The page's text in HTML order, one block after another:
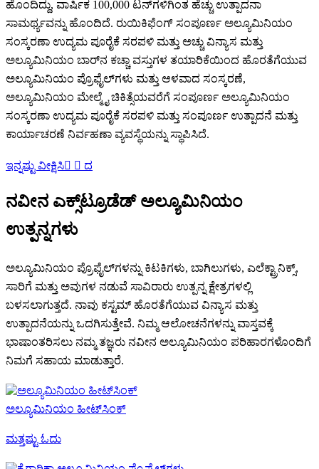
ಹೊಂದಿದ್ದು, ವಾರ್ಷಿಕ 100,000 ಟನ್‌ಗಳಿಗಿಂತ ಹೆಚ್ಚು ಉತ್ಪಾದನಾ
ಸಾಮರ್ಥ್ಯವನ್ನು ಹೊಂದಿದೆ. ರುಯಿಕಿಫೆಂಗ್ ಸಂಪೂರ್ಣ ಅಲ್ಯೂಮಿನಿಯಂ
ಸಂಸ್ಕರಣಾ ಉದ್ಯಮ ಪೂರೈಕೆ ಸರಪಳಿ ಮತ್ತು ಅಚ್ಚು ವಿನ್ಯಾಸ ಮತ್ತು
ಅಲ್ಯೂಮಿನಿಯಂ ಬಾರ್‌ನ ಕಚ್ಚಾ ವಸ್ತುಗಳ ತಯಾರಿಕೆಯಿಂದ ಹೊರತೆಗೆಯುವ
ಅಲ್ಯೂಮಿನಿಯಂ ಪ್ರೊಫೈಲ್‌ಗಳು ಮತ್ತು ಆಳವಾದ ಸಂಸ್ಕರಣೆ,
ಅಲ್ಯೂಮಿನಿಯಂ ಮೇಲ್ಮೈ ಚಿಕಿತ್ಸೆಯವರೆಗೆ ಸಂಪೂರ್ಣ ಅಲ್ಯೂಮಿನಿಯಂ
ಸಂಸ್ಕರಣಾ ಉದ್ಯಮ ಪೂರೈಕೆ ಸರಪಳಿ ಮತ್ತು ಸಂಪೂರ್ಣ ಉತ್ಪಾದನೆ ಮತ್ತು
ಕಾರ್ಯಾಚರಣೆ ನಿರ್ವಹಣಾ ವ್ಯವಸ್ಥೆಯನ್ನು ಸ್ಥಾಪಿಸಿದೆ.
ಇನ್ನಷ್ಟು ವೀಕ್ಷಿಸಿ  ದ
ನವೀನ ಎಕ್ಸ್‌ಟ್ರೂಡೆಡ್ ಅಲ್ಯೂಮಿನಿಯಂ
ಉತ್ಪನ್ನಗಳು
ಅಲ್ಯೂಮಿನಿಯಂ ಪ್ರೊಫೈಲ್‌ಗಳನ್ನು ಕಿಟಕಿಗಳು, ಬಾಗಿಲುಗಳು, ಎಲೆಕ್ಟ್ರಾನಿಕ್ಸ್,
ಸಾರಿಗೆ ಮತ್ತು ಅವುಗಳ ನಡುವೆ ಸಾವಿರಾರು ಉತ್ಪನ್ನ ಕ್ಷೇತ್ರಗಳಲ್ಲಿ
ಬಳಸಲಾಗುತ್ತದೆ. ನಾವು ಕಸ್ಟಮ್ ಹೊರತೆಗೆಯುವ ವಿನ್ಯಾಸ ಮತ್ತು
ಉತ್ಪಾದನೆಯನ್ನು ಒದಗಿಸುತ್ತೇವೆ. ನಿಮ್ಮ ಆಲೋಚನೆಗಳನ್ನು ವಾಸ್ತವಕ್ಕೆ
ಭಾಷಾಂತರಿಸಲು ನಮ್ಮ ತಜ್ಞರು ನವೀನ ಅಲ್ಯೂಮಿನಿಯಂ ಪರಿಹಾರಗಳೊಂದಿಗೆ
ನಿಮಗೆ ಸಹಾಯ ಮಾಡುತ್ತಾರೆ.
ಅಲ್ಯೂಮಿನಿಯಂ ಹೀಟ್‌ಸಿಂಕ್
ಮತ್ತಷ್ಟು ಓದು